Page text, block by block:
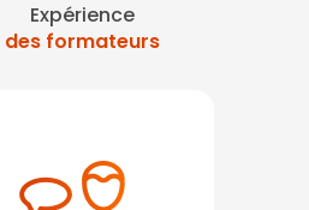
Expérience
des formateurs